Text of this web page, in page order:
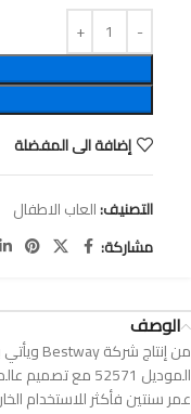
إضافة الى المفضلة
التصنيف:العاب الاطفال
مشاركة:
الوصف
الموديل 52571
عمر سنتين فأكثر للاستخدام